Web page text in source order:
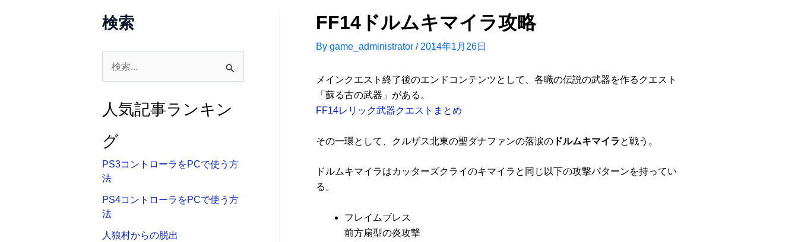
検索
象人気記事ランキン
グ
PS3コントローラをPCで使う方
法
PS4コントローラをPCで使う方
法
人狼村からの脱出
FF14ドルムキマイラ攻略
By game_administrator / 2014年1月26日
メインクエスト終了後のエンドコンテンツとして、各職の伝説の武器を作るクエスト
「蘇る古の武器」がある。
FF14レリック武器クエストまとめ
その一環として、クルザス北東の聖ダナファンの落涙の ドルムキマイラ と戦う。
ドルムキマイラはカッターズクライのキマイラと同じ以下の攻撃パターンを持ってい
る。
フレイムブレス
前方扇型の炎攻撃